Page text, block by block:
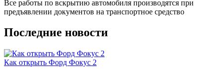
Все работы по вскрытию автомобиля производятся при
предъявлении документов на транспортное средство
Последние новости
Как открыть Форд Фокус 2